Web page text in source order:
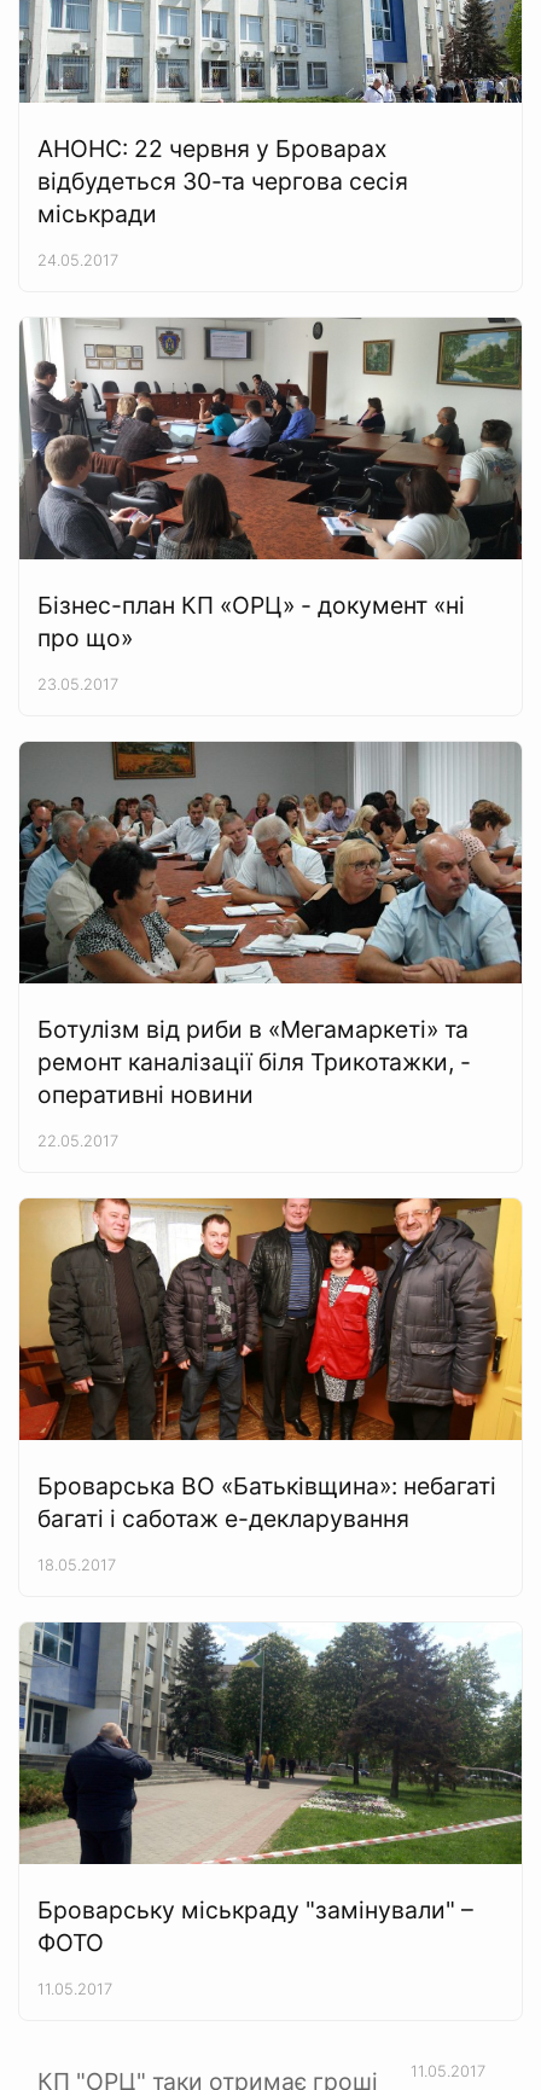
АНОНС: 22 червня у Броварах
відбудеться 30-та чергова сесія
міськради
24.05.2017
Бізнес-план КП «ОРЦ» - документ «ні
про що»
23.05.2017
Ботулізм від риби в «Мегамаркеті» та
ремонт каналізації біля Трикотажки, -
оперативні новини
22.05.2017
Броварська ВО «Батьківщина»: небагаті
багаті і саботаж е-декларування
18.05.2017
Броварську міськраду "замінували" –
ФОТО
11.05.2017
КП "ОРЦ" таки отримає гроші 11.05.2017